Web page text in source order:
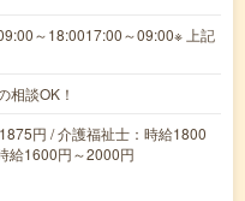
～18:0017:00～09:00※ 上記
談OK！
円 / 介護福祉士：時給1800
給1600円～2000円